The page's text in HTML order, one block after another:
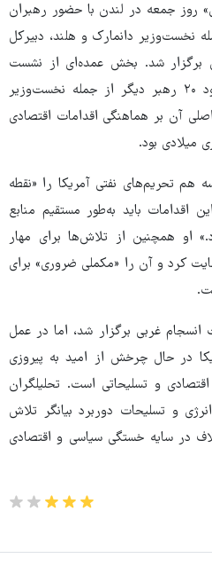
روز جمعه در لندن با حضور رهبران
نخست‌وزیر دانمارک و هلند، دبیرکل
برگزار شد. بخش عمده‌ای از نشست
به‌صورت مجازی با مشارکت حدود ۲۰ رهبر دیگر از جمله نخست‌وزیر
آن بر هماهنگی اقدامات اقتصادی
میلادی بود.
هم تحریم‌های نفتی آمریکا را «نقطه
اقدامات باید به‌طور مستقیم منابع
او همچنین از تلاش‌ها برای مهار
کرد و آن را «مکملی ضروری» برای
غربی برگزار شد، اما در عمل
در حال چرخش از امید به پیروزی
و تسلیحاتی است. تحلیلگران
و تسلیحات دوربرد بیانگر تلاش
در سایه خستگی سیاسی و اقتصادی